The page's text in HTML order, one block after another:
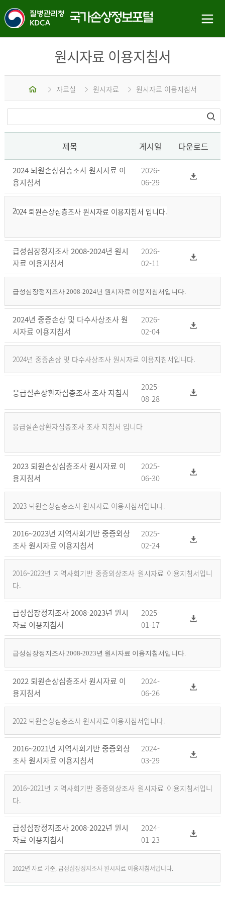
원시자료 이용지침서
홈 자료실 원시자료 원시자료 이용지침서
제목 게시일 다운로드
2024 퇴원손상심층조사 원시자료 이
용지침서
2026-
06-29
2024 퇴원손상심층조사 원시자료 이용지침서 입니다.
급성심장정지조사 2008-2024년 원시
자료 이용지침서
2026-
02-11
급성심장정지조사 2008-2024년 원시자료 이용지침서입니다.
2024년 중증손상 및 다수사상조사 원
시자료 이용지침서
2026-
02-04
2024년 중증손상 및 다수사상조사 원시자료 이용지침서입니다.
응급실손상환자심층조사 조사 지침서
2025-
08-28
응급실손상환자심층조사 조사 지침서 입니다
2023 퇴원손상심층조사 원시자료 이
용지침서
2025-
06-30
2023 퇴원손상심층조사 원시자료 이용지침서입니다.
2016~2023년 지역사회기반 중증외상
조사 원시자료 이용지침서
2025-
02-24
2016~2023년 지역사회기반 중증외상조사 원시자료 이용지침서입니
다.
급성심장정지조사 2008-2023년 원시
자료 이용지침서
2025-
01-17
급성심장정지조사 2008-2023년 원시자료 이용지침서입니다.
2022 퇴원손상심층조사 원시자료 이
용지침서
2024-
06-26
2022 퇴원손상심층조사 원시자료 이용지침서입니다.
2016~2021년 지역사회기반 중증외상
조사 원시자료 이용지침서
2024-
03-29
2016~2021년 지역사회기반 중증외상조사 원시자료 이용지침서입니
다.
급성심장정지조사 2008-2022년 원시
자료 이용지침서
2024-
01-23
2022년 자료 기준, 급성심장정지조사 원시자료 이용지침서입니다.